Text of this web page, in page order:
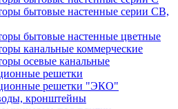
бытовые настенные серии СВ,
бытовые настенные цветные
канальные коммерческие
осевые канальные
решетки
решетки "ЭКО"
кронштейны